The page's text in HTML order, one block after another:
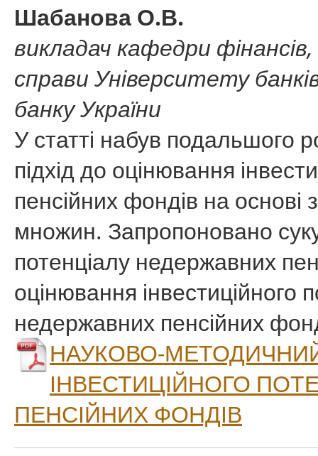
Шабанова О.В.
викладач кафедри
справи Університету
банку України
У статті набув подальшого
підхід до оцінювання
пенсійних фондів на основі
множин. Запропоновано
потенціалу недержавних
оцінювання інвестиційного
недержавних пенсійних
НАУКОВО-
ІНВЕСТИЦІЙНОГО
ПЕНСІЙНИХ ФОНДІВ